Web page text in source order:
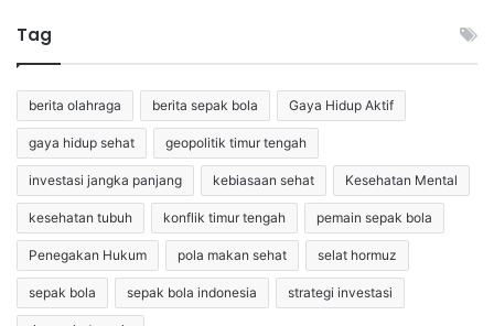
Tag
berita olahraga berita sepak bola Gaya Hidup Aktif
gaya hidup sehat geopolitik timur tengah
investasi jangka panjang kebiasaan sehat Kesehatan Mental
kesehatan tubuh konflik timur tengah pemain sepak bola
Penegakan Hukum pola makan sehat selat hormuz
sepak bola sepak bola indonesia strategi investasi